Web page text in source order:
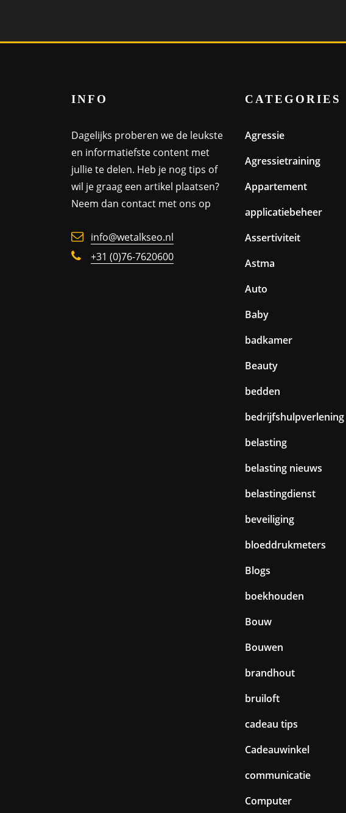
INFO
Dagelijks proberen we de leukste
en informatiefste content met
jullie te delen. Heb je nog tips of
wil je graag een artikel plaatsen?
Neem dan contact met ons op
info@wetalkseo.nl
+31 (0)76-7620600
CATEGORIES
Agressie
Agressietraining
Appartement
applicatiebeheer
Assertiviteit
Astma
Auto
Baby
badkamer
Beauty
bedden
bedrijfshulpverlening
belasting
belasting nieuws
belastingdienst
beveiliging
bloeddrukmeters
Blogs
boekhouden
Bouw
Bouwen
brandhout
bruiloft
cadeau tips
Cadeauwinkel
communicatie
Computer